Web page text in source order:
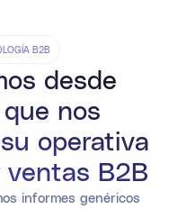
B2B
desde
nos
operativa
B2B
informes genéricos